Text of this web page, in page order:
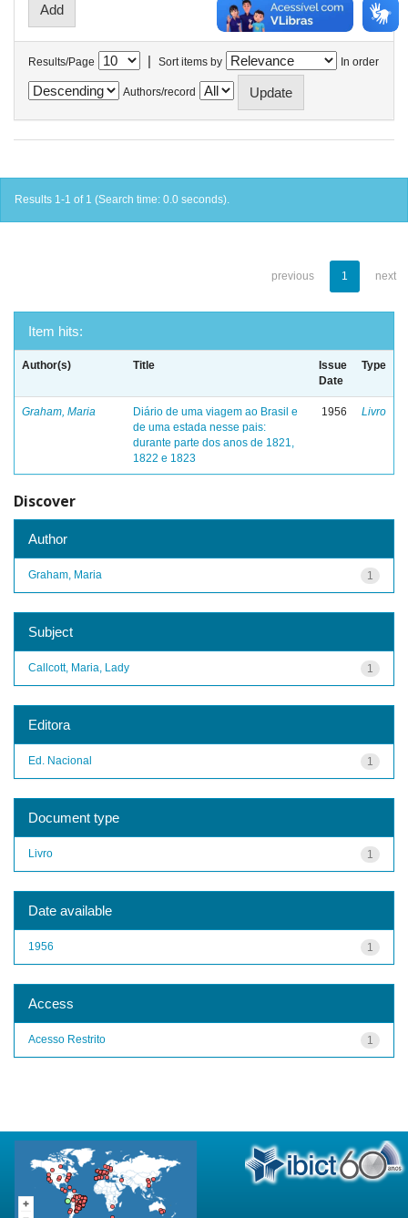
Results/Page | Sort items by In order
Authors/record
Results 1-1 of 1 (Search time: 0.0 seconds).
previous 1 next
Item hits:
Author(s) Title
Issue
Date
Type
Graham, Maria
Diário de uma viagem ao Brasil e
de uma estada nesse pais:
durante parte dos anos de 1821,
1822 e 1823
1956 Livro
Discover
Author
1
Graham, Maria
Subject
1
Callcott, Maria, Lady
Editora
1
Ed. Nacional
Document type
1
Livro
Date available
1
1956
Access
1
Acesso Restrito